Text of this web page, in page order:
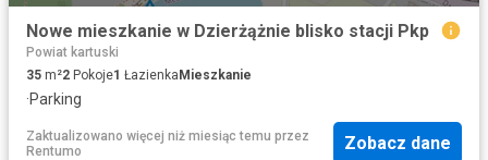
Nowe mieszkanie w Dzierżążnie blisko stacji Pkp
Powiat kartuski
35 m²2 Pokoje1 ŁazienkaMieszkanie
·Parking
Zaktualizowano więcej niż miesiąc temu przez
Rentumo
Zobacz dane